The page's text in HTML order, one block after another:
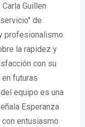
Guillen
de
profesionalismo.
la rapidez y
con su
futuras
equipo es una
Esperanza
entusiasmo